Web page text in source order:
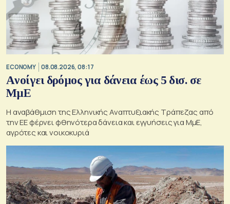
ECONOMY 08.08.2026, 08:17
Aνοίγει δρόμος για δάνεια έως 5 δισ. σε
ΜμΕ
Η αναβάθμιση της Ελληνικής Αναπτυξιακής Τράπεζας από
την ΕΕ φέρνει φθηνότερα δάνεια και εγγυήσεις για ΜμΕ,
αγρότες και νοικοκυριά